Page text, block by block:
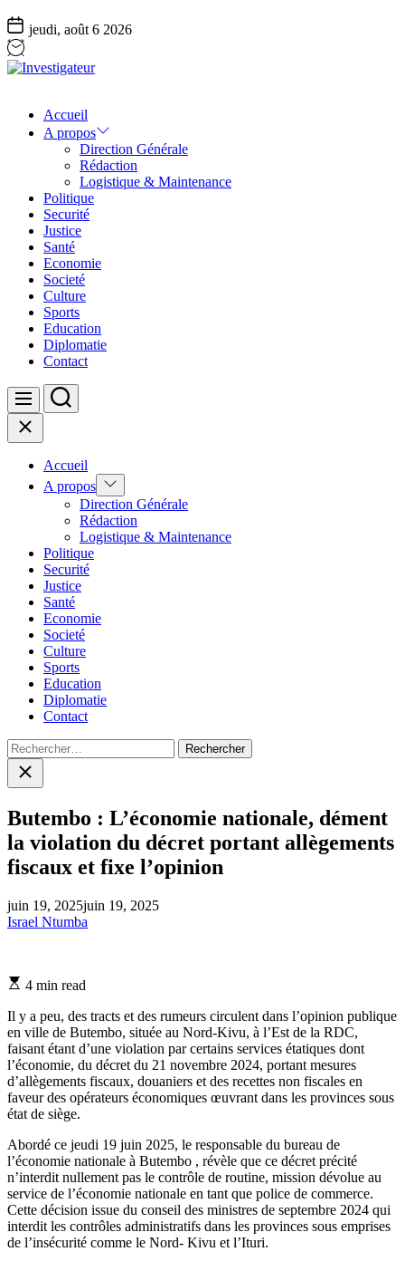
jeudi, août 6 2026
Accueil
A propos
Direction Générale
Rédaction
Logistique & Maintenance
Politique
Securité
Justice
Santé
Economie
Societé
Culture
Sports
Education
Diplomatie
Contact
Menu Search
Close
Accueil
A propos Show
sub
menu
Direction Générale
Rédaction
Logistique & Maintenance
Politique
Securité
Justice
Santé
Economie
Societé
Culture
Sports
Education
Diplomatie
Contact
Rechercher :
Close
search
Butembo : L’économie nationale, dément
la violation du décret portant allègements
fiscaux et fixe l’opinion
juin 19, 2025juin 19, 2025
Israel Ntumba
Estimated
time
4 min read
Il y a peu, des tracts et des rumeurs circulent dans l’opinion publique
en ville de Butembo, située au Nord-Kivu, à l’Est de la RDC,
faisant étant d’une violation par certains services étatiques dont
l’économie, du décret du 21 novembre 2024, portant mesures
d’allègements fiscaux, douaniers et des recettes non fiscales en
faveur des opérateurs économiques œuvrant dans les provinces sous
état de siège.
Abordé ce jeudi 19 juin 2025, le responsable du bureau de
l’économie nationale à Butembo , révèle que ce décret précité
n’interdit nullement pas le contrôle de routine, mission dévolue au
service de l’économie nationale en tant que police de commerce.
Cette décision issue du conseil des ministres de septembre 2024 qui
interdit les contrôles administratifs dans les provinces sous emprises
de l’insécurité comme le Nord- Kivu et l’Ituri.